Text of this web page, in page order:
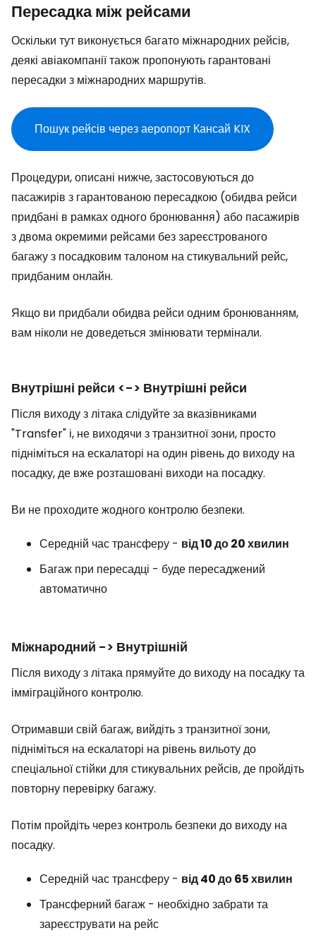
Пересадка між рейсами
Оскільки тут виконується багато міжнародних рейсів,
деякі авіакомпанії також пропонують гарантовані
пересадки з міжнародних маршрутів.
Пошук рейсів через аеропорт Кансай KIX
Процедури, описані нижче, застосовуються до
пасажирів з гарантованою пересадкою (обидва рейси
придбані в рамках одного бронювання) або пасажирів
з двома окремими рейсами без зареєстрованого
багажу з посадковим талоном на стикувальний рейс,
придбаним онлайн.
Якщо ви придбали обидва рейси одним бронюванням,
вам ніколи не доведеться змінювати термінали.
Внутрішні рейси <-> Внутрішні рейси
Після виходу з літака слідуйте за вказівниками
"Transfer" і, не виходячи з транзитної зони, просто
підніміться на ескалаторі на один рівень до виходу на
посадку, де вже розташовані виходи на посадку.
Ви не проходите жодного контролю безпеки.
Середній час трансферу - від 10 до 20 хвилин
Багаж при пересадці - буде пересаджений
автоматично
Міжнародний -> Внутрішній
Після виходу з літака прямуйте до виходу на посадку та
імміграційного контролю.
Отримавши свій багаж, вийдіть з транзитної зони,
підніміться на ескалаторі на рівень вильоту до
спеціальної стійки для стикувальних рейсів, де пройдіть
повторну перевірку багажу.
Потім пройдіть через контроль безпеки до виходу на
посадку.
Середній час трансферу - від 40 до 65 хвилин
Трансферний багаж - необхідно забрати та
зареєструвати на рейс